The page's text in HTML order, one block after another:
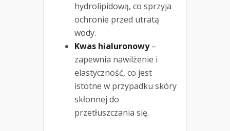
hydrolipidową, co sprzyja
ochronie przed utratą
wody.
Kwas hialuronowy–
zapewnia nawilżenie i
elastyczność, co jest
istotne w przypadku skóry
skłonnej do
przetłuszczania się.